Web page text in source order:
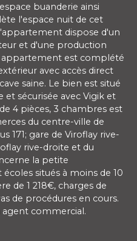
buanderie ainsi
l'espace nuit de cet
dispose d'un
et d'une production
appartement est complété
avec accès direct
saine. Le bien est situé
sécurisée avec Vigik et
4 pièces, 3 chambres est
du centre-ville de
171; gare de Viroflay rive-
rive-droite et du
la petite
situés à moins de 10
de 1 218€, charges de
de procédures en cours.
commercial.